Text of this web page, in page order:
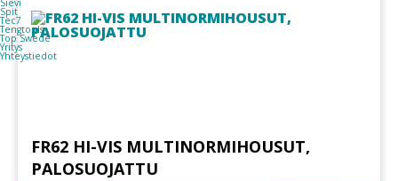
Sievi
Spit
Tec7
Tengtools
Top Swede
Yritys
Yhteystiedot
FR62 HI-VIS MULTINORMIHOUSUT,
PALOSUOJATTU